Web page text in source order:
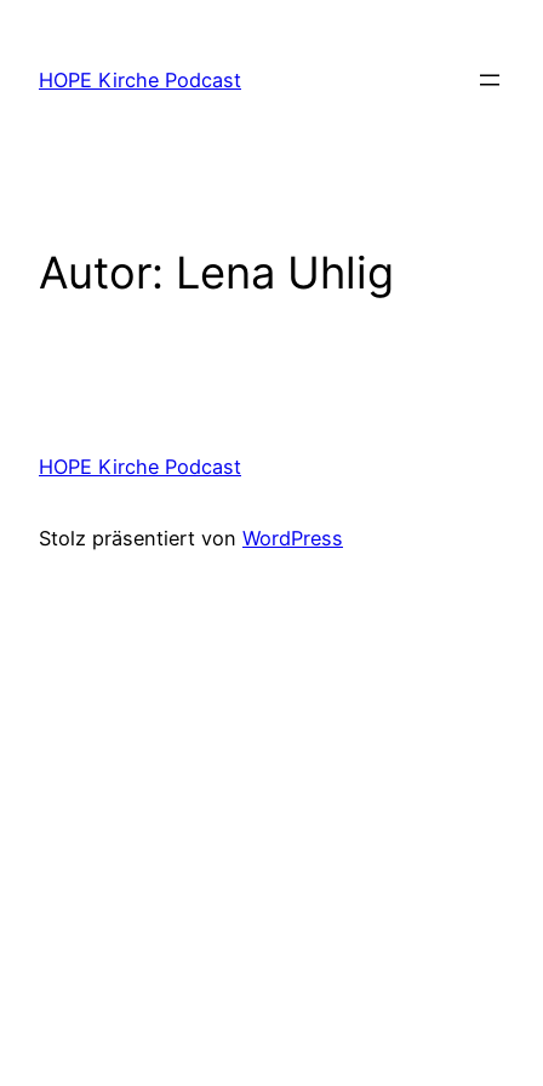
springen
HOPE Kirche Podcast
Autor: Lena Uhlig
HOPE Kirche Podcast
Stolz präsentiert von WordPress